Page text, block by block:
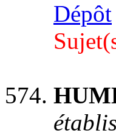
Dépôt